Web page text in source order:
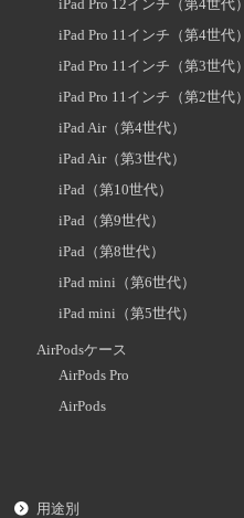
iPad Pro 12インチ（第4世代）
iPad Pro 11インチ（第4世代）
iPad Pro 11インチ（第3世代）
iPad Pro 11インチ（第2世代）
iPad Air（第4世代）
iPad Air（第3世代）
iPad（第10世代）
iPad（第9世代）
iPad（第8世代）
iPad mini（第6世代）
iPad mini（第5世代）
AirPodsケース
AirPods Pro
AirPods
用途別